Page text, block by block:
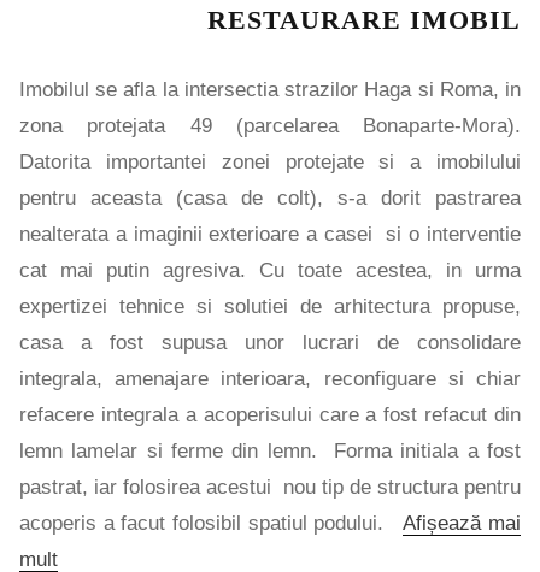
RESTAURARE IMOBIL
Imobilul se afla la intersectia strazilor Haga si Roma, in
zona protejata 49 (parcelarea Bonaparte-Mora).
Datorita importantei zonei protejate si a imobilului
pentru aceasta (casa de colt), s-a dorit pastrarea
nealterata a imaginii exterioare a casei si o interventie
cat mai putin agresiva. Cu toate acestea, in urma
expertizei tehnice si solutiei de arhitectura propuse,
casa a fost supusa unor lucrari de consolidare
integrala, amenajare interioara, reconfiguare si chiar
refacere integrala a acoperisului care a fost refacut din
lemn lamelar si ferme din lemn. Forma initiala a fost
pastrat, iar folosirea acestui nou tip de structura pentru
acoperis a facut folosibil spatiul podului.Afișează mai
mult